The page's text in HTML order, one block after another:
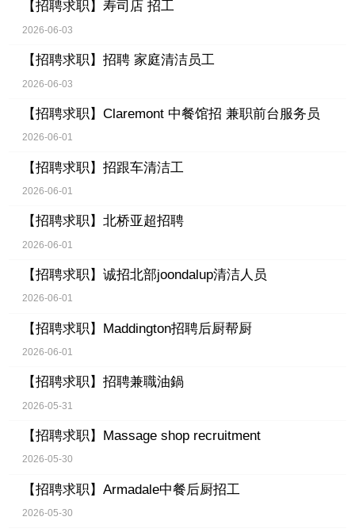
【招聘求职】 寿司店 招工
2026-06-03
【招聘求职】 招聘 家庭清洁员工
2026-06-03
【招聘求职】 Claremont 中餐馆招 兼职前台服务员
2026-06-01
【招聘求职】 招跟车清洁工
2026-06-01
【招聘求职】 北桥亚超招聘
2026-06-01
【招聘求职】 诚招北部joondalup清洁人员
2026-06-01
【招聘求职】 Maddington招聘后厨帮厨
2026-06-01
【招聘求职】 招聘兼職油鍋
2026-05-31
【招聘求职】 Massage shop recruitment
2026-05-30
【招聘求职】 Armadale中餐后厨招工
2026-05-30